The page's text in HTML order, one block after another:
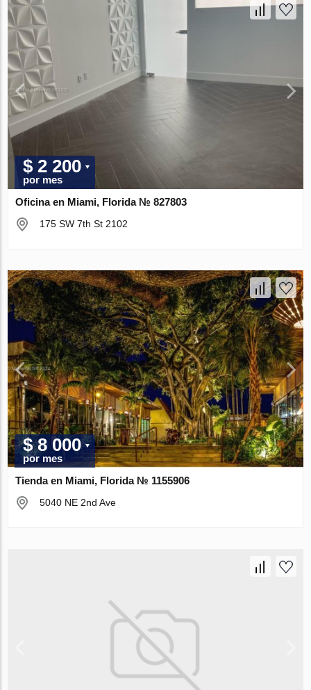
$ 2 200
por mes
Oficina en Miami, Florida № 827803
175 SW 7th St 2102
$ 8 000
por mes
Tienda en Miami, Florida № 1155906
5040 NE 2nd Ave